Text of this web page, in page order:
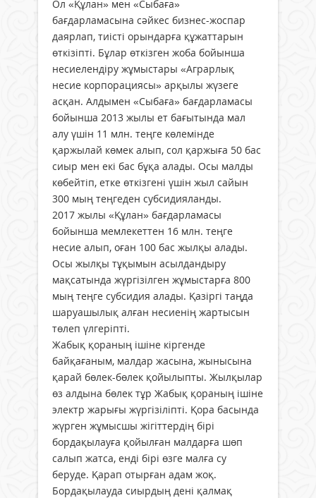
Ол «Құлан» мен «Сыбаға»
бағдарламасына сәйкес бизнес-жоспар
даярлап, тиісті орындарға құжаттарын
өткізіпті. Бұлар өткізген жоба бойынша
несиелендіру жұмыстары «Аграрлық
несие корпорациясы» арқылы жүзеге
асқан. Алдымен «Сыбаға» бағдарламасы
бойынша 2013 жылы ет бағытында мал
алу үшін 11 млн. теңге көлемінде
қаржылай көмек алып, сол қаржыға 50 бас
сиыр мен екі бас бұқа алады. Осы малды
көбейтіп, етке өткізгені үшін жыл сайын
300 мың теңгеден субсидияланды.
2017 жылы «Құлан» бағдарламасы
бойынша мемлекеттен 16 млн. теңге
несие алып, оған 100 бас жылқы алады.
Осы жылқы тұқымын асылдандыру
мақсатында жүргізілген жұмыстарға 800
мың теңге субсидия алады. Қазіргі таңда
шаруашылық алған несиенің жартысын
төлеп үлгеріпті.
Жабық қораның ішіне кіргенде
байқағаным, малдар жасына, жынысына
қарай бөлек-бөлек қойылыпты. Жылқылар
өз алдына бөлек тұр Жабық қораның ішіне
электр жарығы жүргізіліпті. Қора басында
жүрген жұмысшы жігіттердің бірі
бордақылауға қойылған малдарға шөп
салып жатса, енді бірі өзге малға су
беруде. Қарап отырған адам жоқ.
Бордақылауда сиырдың дені қалмақ